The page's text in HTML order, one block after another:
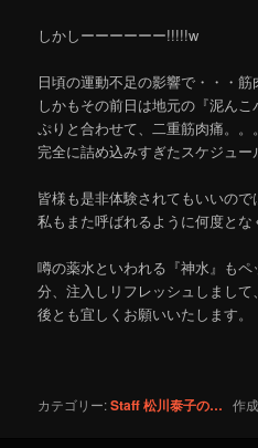
しかしーーーーーー!!!!!w
日頃の運動不足の影響で・・・筋
しかもその前日は地元の『泥ん
ぷりと合わせて、二重筋肉痛。。
完全に詰め込みすぎたスケジュ
皆様も是非体験されてもいいので
私もまた呼ばれるように何度とな
噂の薬水といわれる『神水』も
分、注入しリフレッシュしまし
後とも宜しくお願いいたします。
カテゴリー:Staff 松川泰子の… 作